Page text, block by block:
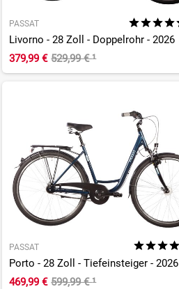
PASSAT
Livorno - 28 Zoll - Doppelrohr - 2026
379,99 € 529,99 €¹
PASSAT
Porto - 28 Zoll - Tiefeinsteiger - 2026
469,99 € 599,99 €¹